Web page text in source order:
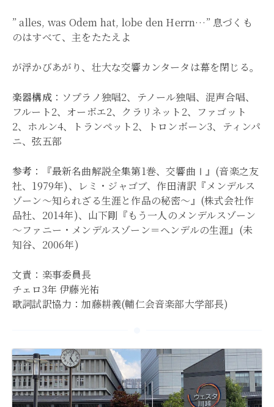
” alles, was Odem hat, lobe den Herrn…” 息づくも
のはすべて、主をたたえよ
が浮かびあがり、壮大な交響カンタータは幕を閉じる。
楽器構成：ソプラノ独唱2、テノール独唱、混声合唱、
フルート2、オーボエ2、クラリネット2、ファゴット
2、ホルン4、トランペット2、トロンボーン3、ティンパ
ニ、弦五部
参考 ：『最新名曲解説全集第1巻、交響曲Ⅰ』(音楽之友
社、1979年)、レミ・ジャゴブ、作田清訳『メンデルス
ゾーン～知られざる生涯と作品の秘密～』(株式会社作
品社、2014年)、山下剛『もう一人のメンデルスゾーン
～ファニー・メンデルスゾーン＝ヘンデルの生涯』(未
知谷、2006年)
文責：楽事委員長
チェロ3年 伊藤光祐
歌詞試訳協力：加藤耕義(輔仁会音楽部大学部長)